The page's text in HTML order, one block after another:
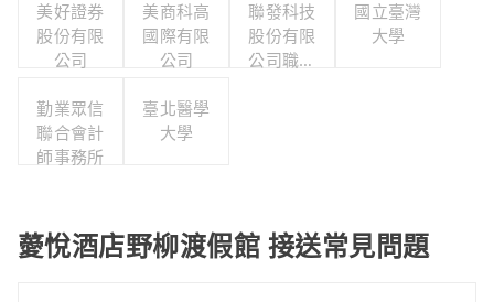
美好證券
股份有限
公司
美商科高
國際有限
公司
聯發科技
股份有限
公司職工
國立臺灣
大學
勤業眾信
聯合會計
師事務所
臺北醫學
大學
薆悅酒店野柳渡假館 接送常見問題